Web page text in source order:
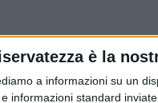
è la
a informazioni su un
informazioni standard
all'urbanistica, di avviare
preliminare alle
stretta collaborazione